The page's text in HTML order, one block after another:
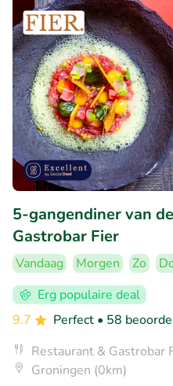
5-gangendiner van
Gastrobar Fier
Vandaag Morgen Zo
Erg populaire deal
9.7
Perfect • 58
Restaurant & Gastrobar
Groningen (0km)